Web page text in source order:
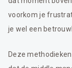
voorkom je
je wel een
Deze